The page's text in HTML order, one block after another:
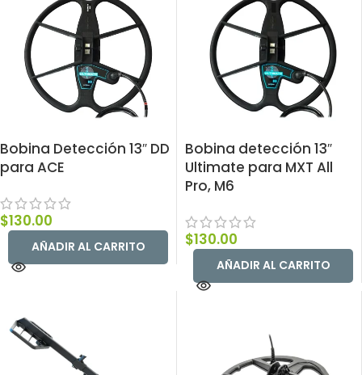
Bobina Detección 13″ DD
para ACE
$130.00
AÑADIR AL CARRITO
Bobina detección 13″
Ultimate para MXT All
Pro, M6
$130.00
AÑADIR AL CARRITO